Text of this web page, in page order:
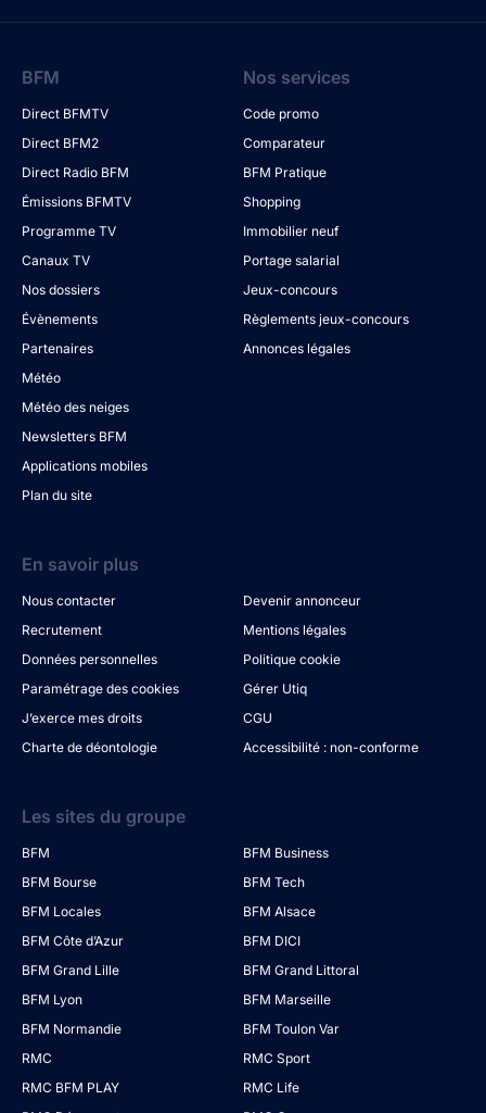
BFM
Direct BFMTV
Direct BFM2
Direct Radio BFM
Émissions BFMTV
Programme TV
Canaux TV
Nos dossiers
Évènements
Partenaires
Météo
Météo des neiges
Newsletters BFM
Applications mobiles
Plan du site
Nos services
Code promo
Comparateur
BFM Pratique
Shopping
Immobilier neuf
Portage salarial
Jeux-concours
Règlements jeux-concours
Annonces légales
En savoir plus
Nous contacter
Devenir annonceur
Recrutement
Mentions légales
Données personnelles
Politique cookie
Paramétrage des cookies
Gérer Utiq
J’exerce mes droits
CGU
Charte de déontologie
Accessibilité : non-conforme
Les sites du groupe
BFM
BFM Business
BFM Bourse
BFM Tech
BFM Locales
BFM Alsace
BFM Côte d’Azur
BFM DICI
BFM Grand Lille
BFM Grand Littoral
BFM Lyon
BFM Marseille
BFM Normandie
BFM Toulon Var
RMC
RMC Sport
RMC BFM PLAY
RMC Life